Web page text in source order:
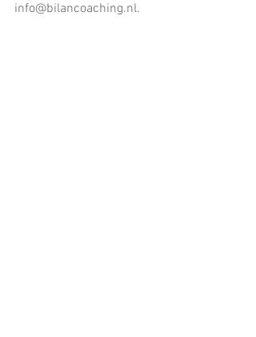
info@bilancoaching.nl.